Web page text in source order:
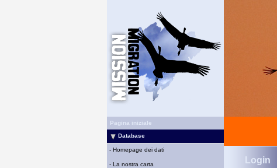
Pagina iniziale
Database
- Homepage dei dati
- La nostra carta Login